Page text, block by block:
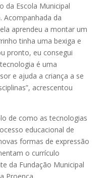
da Escola Municipal
Acompanhada da
aprendeu a montar um
tinha uma bexiga e
pronto, eu consegui
é uma
e ajuda a criança a se
acrescentou
de como as tecnologias
educacional de
formas de expressão
o currículo
da Fundação Municipal